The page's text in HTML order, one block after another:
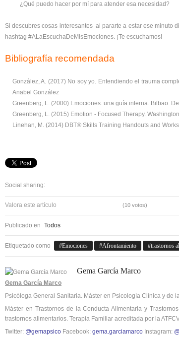
¿Qué puedo hacer por mí para atender esa necesidad?
Si descubres cosas interesantes al pararte a estar ese minuto
hashtag #ALaEscuchaDeMisEmociones. ¡Te escuchamos!
Bibliografía recomendada
González, A. (2017) No soy yo. Entendiendo el trauma
Anabel González
Greenberg, L. (2000) Emociones: una guía interna. Bilbao:
Greenberg, L. (2015) Emotion - Focused Therapy.
Linehan, M. (2014) DBT® Skills Training Handouts and
Social sharing:
Valora este artículo (10 votos)
Publicado en Todos
Etiquetado como Emociones Afrontamiento trastornos
Gema García Marco
Gema García Marco
Psicóloga General Sanitaria. Máster en Psicología Clínica y de
Máster en Trastornos de la Conducta Alimentaria y
trastornos alimentarios. Terapia Familiar acreditada por la
Twitter: @gemapsico Facebook: gema.garciamarco Instagram: